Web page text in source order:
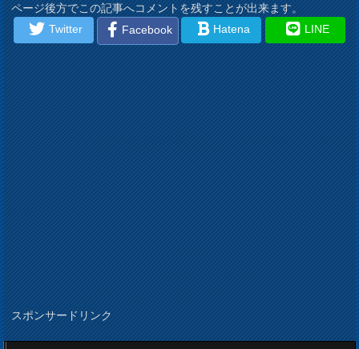
ページ後方でこの記事へコメントを残すことが出来ます。
Twitter
Facebook Hatena LINE
スポンサードリンク